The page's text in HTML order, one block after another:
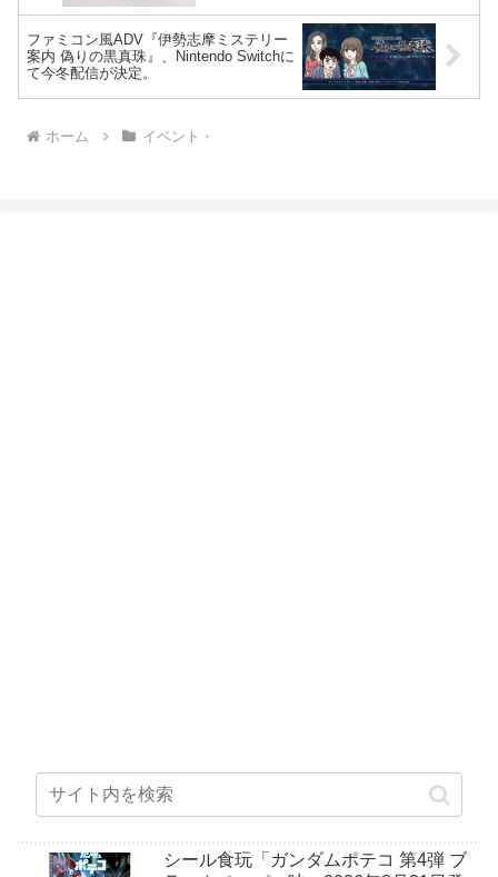
ファミコン風ADV『伊勢志摩ミステリー
案内 偽りの黒真珠』、Nintendo Switchに
て今冬配信が決定。
ホーム イベント・
シール食玩「ガンダムポテコ 第4弾 ブ